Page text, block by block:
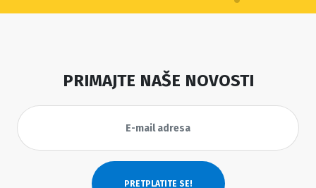
PRIMAJTE NAŠE NOVOSTI